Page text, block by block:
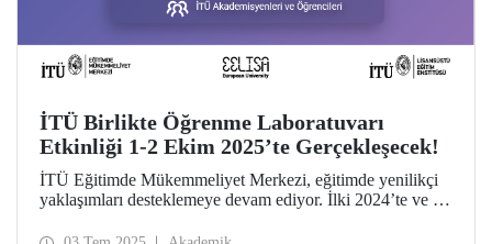
İTÜ Birlikte Öğrenme Laboratuvarı
Etkinliği 1-2 Ekim 2025’te Gerçekleşecek!
İTÜ Eğitimde Mükemmeliyet Merkezi, eğitimde yenilikçi
yaklaşımları desteklemeye devam ediyor. İlki 2024’te ve ilk
gerçekleşen Birlikte Öğrenme Laboratuvarı 1-2 Ekim